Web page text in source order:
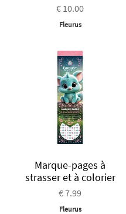
€ 10.00
Fleurus
Marque-pages à
strasser et à colorier
€ 7.99
Fleurus